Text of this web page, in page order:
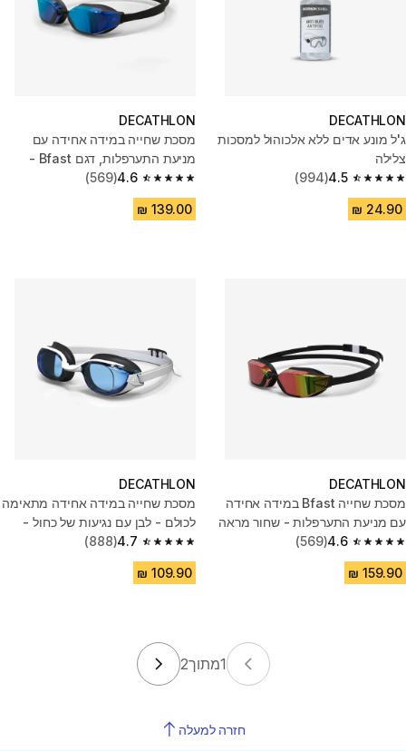
DECATHLON
ג'ל מונע אדים ללא אלכוהול למסכות
צלילה
4.5
4.5 out of 5 stars from 994 reviews
(994)
DECATHLON
מסכת שחייה במידה אחידה עם
מניעת התערפלות, דגם Bfast -
שחור מראה-כחול
4.6
4.6 out of 5 stars from 569 reviews
(569)
DECATHLON
מסכת שחייה Bfast במידה אחידה
עם מניעת התערפלות - שחור מראה
4.6
4.6 out of 5 stars from 569 reviews
(569)
DECATHLON
מסכת שחייה במידה אחידה מתאימה
לכולם - לבן עם נגיעות של כחול -
חדש עם מניעת אדים
4.7
4.7 out of 5 stars from 888 reviews
(888)
1מתוך2
חזרה למעלה